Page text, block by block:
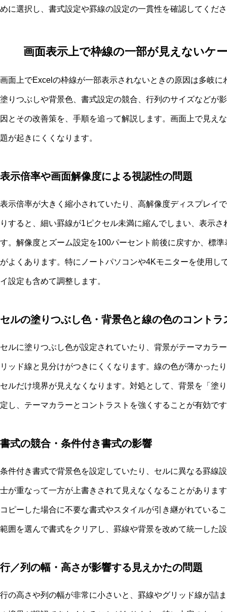
めに選択し、書式設定や罫線の設定の一貫性を確認してくだ
画面表示上で枠線の一部が見えないケ
画面上でExcelの枠線が一部表示されないときの原因は多岐
塗りつぶしや背景色、書式設定の競合、行列のサイズなどが
因とその改善策を、手順を追って解説します。画面上で見え
題が起きにくくなります。
表示倍率や画面解像度による視認性の問題
表示倍率が大きく縮小されていたり、高解像度ディスプレイ
りすると、細い罫線が1ピクセル未満に縮んでしまい、表示
す。解像度とズーム設定を100パーセント前後に戻すか、標
がよくあります。特にノートパソコンや4Kモニターを使用し
イ設定も含めて調整します。
セルの塗りつぶし色・背景色と線の色のコントラ
セルに塗りつぶし色が設定されていたり、背景がテーマカラ
リッド線と見分けがつきにくくなります。線の色が薄かった
セルだけ境界が見えなくなります。対処として、背景を「塗
定し、テーマカラーとコントラストを強くすることが有効で
書式の競合・条件付き書式の影響
条件付き書式で背景色を設定していたり、セルに異なる罫線
士が重なって一方が上書きされて見えなくなることがありま
コピーした場合に不要な書式やスタイルが引き継がれている
範囲を選んで書式をクリアし、罫線や背景を改めて統一した
行／列の幅・高さが影響する見えかたの問題
行の高さや列の幅が非常に小さいと、罫線やグリッド線が詰